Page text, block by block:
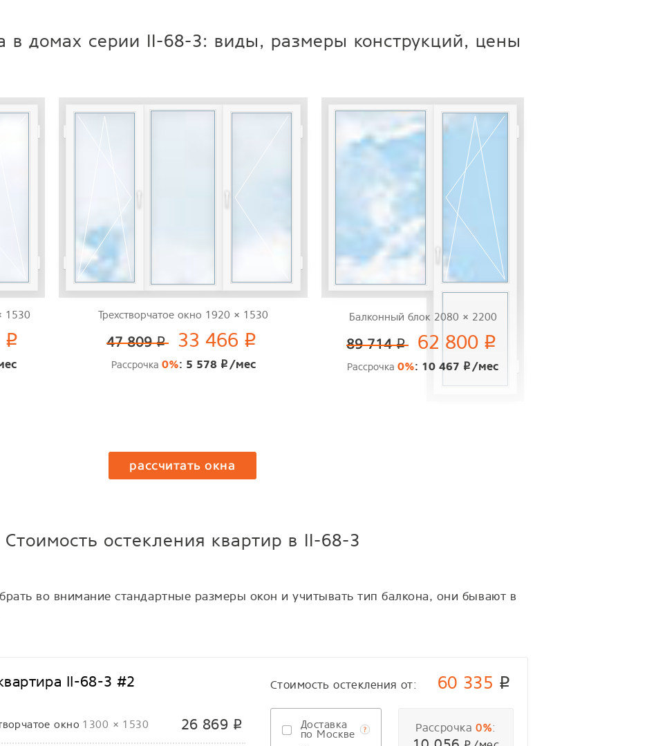
в домах серии II-68-3: виды, размеры конструкций, цены
1530
p
Трехстворчатое окно 1920 × 1530
47 809p 33 466 p
Рассрочка 0%: 5 578 p/мес
Балконный блок 2080 × 2200
89 714p 62 800 p
Рассрочка 0%: 10 467 p/мес
рассчитать окна
Стоимость остекления квартир в II-68-3
во внимание стандартные размеры окон и учитывать тип балкона, они бывают в
II-68-3 #2
окно 1300 × 1530 26 869 p
Стоимость остекления от: 60 335 p
Доставка
по Москве
Рассрочка0%: